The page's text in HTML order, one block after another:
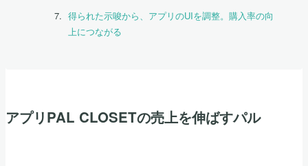
得られた示唆から、アプリのUIを調整。購入率の向
上につながる
アプリPAL CLOSETの売上を伸ばすパル